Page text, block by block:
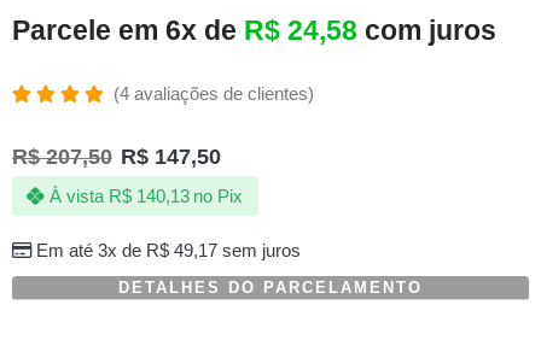
Parcele em 6x de R$ 24,58 com juros
5.00de 5,
com
baseado
em
de
clientes
(4avaliações de clientes)
R$207,50 R$ 147,50
Em até 3x de R$49,17sem juros
À vista R$140,13 no Pix
DETALHES DO PARCELAMENTO